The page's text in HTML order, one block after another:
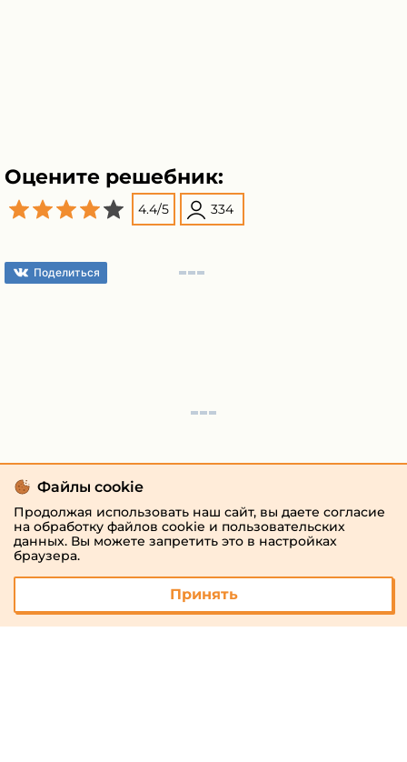
Оцените решебник:
4.4/5 334
Поделиться
Файлы cookie
Продолжая использовать наш сайт, вы даете согласие
на обработку файлов cookie и пользовательских
данных. Вы можете запретить это в настройках
браузера.
Принять